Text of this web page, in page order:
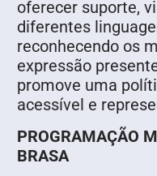
oferecer suporte,
diferentes
reconhecendo os
expressão
promove uma
acessível e
PROGRAMAÇÃO
BRASA